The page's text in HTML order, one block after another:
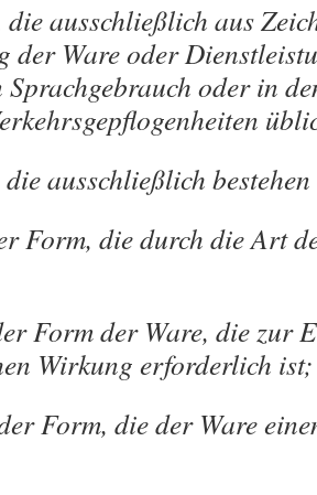
ausschließlich aus
der Ware oder
Sprachgebrauch oder in
ausschließlich bestehen
Form, die durch die Art
Form der Ware, die zur
Wirkung erforderlich ist;
Form, die der Ware